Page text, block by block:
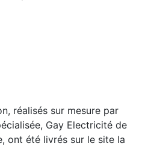
réalisés sur mesure par
Gay Electricité de
ont été livrés sur le site la